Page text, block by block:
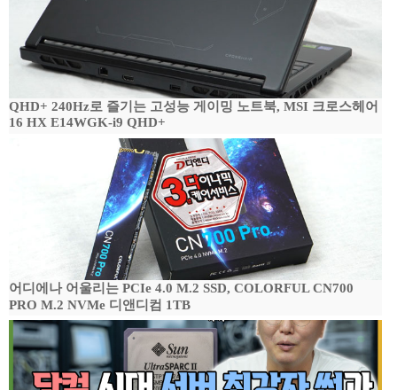
QHD+ 240Hz로 즐기는 고성능 게이밍 노트북, MSI 크로스헤어
16 HX E14WGK-i9 QHD+
어디에나 어울리는 PCIe 4.0 M.2 SSD, COLORFUL CN700
PRO M.2 NVMe 디앤디컴 1TB